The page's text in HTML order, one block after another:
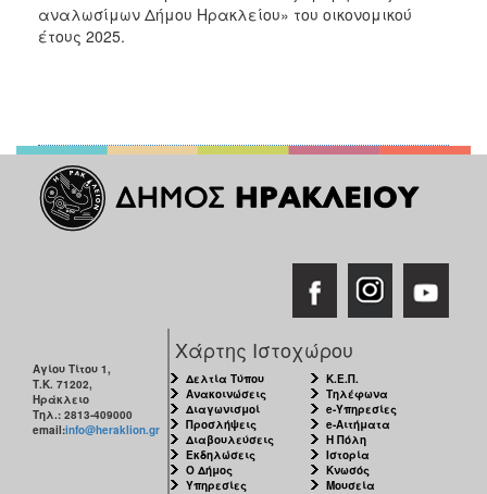
αναλωσίμων Δήμου Ηρακλείου» του οικονομικού
έτους 2025.
Αγίου Τίτου 1,
Τ.Κ. 71202,
Ηράκλειο
Τηλ.: 2813-409000
email:info@heraklion.gr
Χάρτης Ιστοχώρου
Δελτία Τύπου
Ανακοινώσεις
Διαγωνισμοί
Προσλήψεις
Διαβουλεύσεις
Εκδηλώσεις
Ο Δήμος
Υπηρεσίες
Κ.Ε.Π.
Τηλέφωνα
e-Υπηρεσίες
e-Αιτήματα
Η Πόλη
Ιστορία
Κνωσός
Μουσεία